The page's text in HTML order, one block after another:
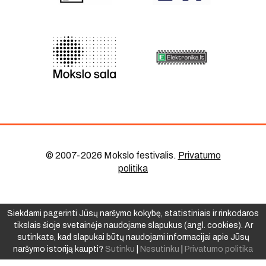
© 2007-2026 Mokslo festivalis. Privatumo
politika
Siekdami pagerinti Jūsų naršymo kokybę, statistiniais ir rinkodaros
tikslais šioje svetainėje naudojame slapukus (angl. cookies). Ar
sutinkate, kad slapukai būtų naudojami informacijai apie Jūsų
naršymo istoriją kaupti? Sutinku Nesutinku Privatumo politika